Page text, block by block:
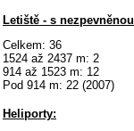
Letiště - s
Celkem: 36
1524 až 2437 m: 2
914 až 1523 m: 12
Pod 914 m: 22 (2007)
Heliporty: